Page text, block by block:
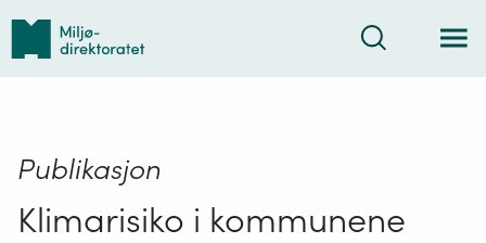
Tilbake
forsiden
Søk
Publikasjon
Klimarisiko i kommunene